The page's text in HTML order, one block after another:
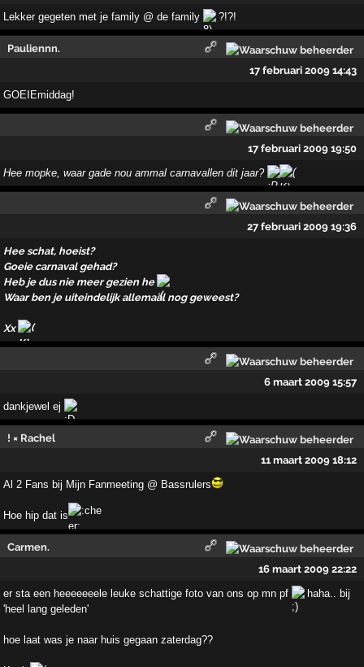
Lekker gegeten met je family @ de family ?!?!
Pauliennn.
17 februari 2009 14:43
GOEIEmiddag!
17 februari 2009 19:50
Hee mopke, waar gade nou ammal carnavallen dit jaar?
27 februari 2009 19:36
Hee schat, hoeist?
Goeie carnaval gehad?
Heb je dus nie meer gezien he
Waar ben je uiteindelijk allemaal nog geweest?
Xx
6 maart 2009 15:57
dankjewel ej
! × Rachel
11 maart 2009 18:12
Al 2 Fans bij Mijn Fanmeeting @ Bassrulers
Hoe hip dat is
Carmen.
16 maart 2009 22:22
er sta een heeeeeeele leuke schattige foto van ons op mn pf
haha.. bij
'heel lang geleden'
hoe laat was je naar huis gegaan zaterdag??